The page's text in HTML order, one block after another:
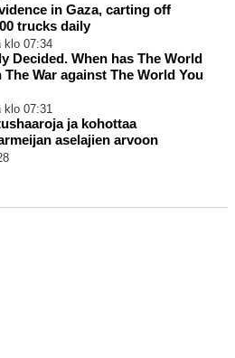
in Gaza, carting off
trucks daily
klo 07:34
Decided. When has The World
The War against The World You
klo 07:31
ja kohottaa
aselajien arvoon